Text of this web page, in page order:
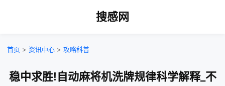
搜感网
首页 > 资讯中心 > 攻略科普
稳中求胜!自动麻将机洗牌规律科学解释_不